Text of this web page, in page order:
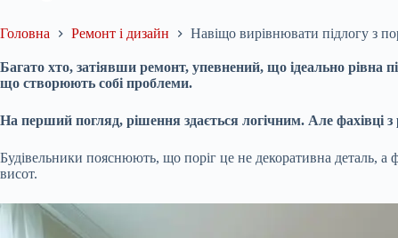
Головна Ремонт і дизайн Навіщо вирівнювати підлогу з
Багато хто, затіявши ремонт, упевнений, що ідеально рівна
що створюють собі проблеми.
На перший погляд, рішення здається логічним. Але фахівці
Будівельники пояснюють, що поріг це не декоративна деталь,
висот.